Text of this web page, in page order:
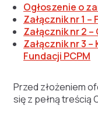
Ogłoszenie o
Załącznik nr 1
Załącznik nr 2
Załącznik nr 3
Fundacji PCPM
Przed złożeniem
się z pełną treścią